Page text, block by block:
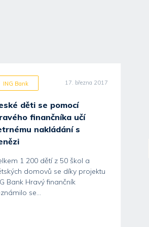
ING Bank 17. března 2017
děti se pomocí
finančníka učí
nakládání s
1 200 dětí z 50 škol a
domovů se díky projektu
Bank Hravý finančník
se...